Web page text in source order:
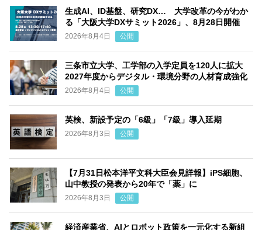
生成AI、ID基盤、研究DX… 大学改革の今がわか
る「大阪大学DXサミット2026」、8月28日開催
2026年8月4日 公開
三条市立大学、工学部の入学定員を120人に拡大
2027年度からデジタル・環境分野の人材育成強化
2026年8月4日 公開
英検、新設予定の「6級」「7級」導入延期
2026年8月3日 公開
【7月31日松本洋平文科大臣会見詳報】iPS細胞、
山中教授の発表から20年で「薬」に
2026年8月3日 公開
経済産業省、AIとロボット政策を一元化する新組